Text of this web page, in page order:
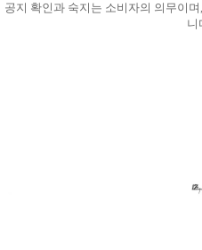
공지 확인과 숙지는 소비자의 의무이
니